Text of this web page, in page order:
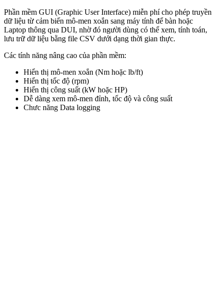
Phần mềm GUI (Graphic User Interface) miễn phí cho phép truyền
dữ liệu từ cảm biến mô-men xoắn sang máy tính để bàn hoặc
Laptop thông qua DUI, nhờ đó người dùng có thể xem, tính toán,
lưu trữ dữ liệu bằng file CSV dưới dạng thời gian thực.
Các tính năng nâng cao của phần mềm:
Hiển thị mô-men xoắn (Nm hoặc lb/ft)
Hiển thị tốc độ (rpm)
Hiển thị công suất (kW hoặc HP)
Dễ dàng xem mô-men đỉnh, tốc độ và công suất
Chưc năng Data logging